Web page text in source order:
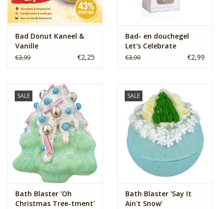
Bad Donut Kaneel &
Vanille
€3,99 €2,25
Bad- en douchegel
Let's Celebrate
€3,99 €2,99
SALE
Bath Blaster 'Oh
Christmas Tree-tment'
SALE
Bath Blaster 'Say It
Ain't Snow'